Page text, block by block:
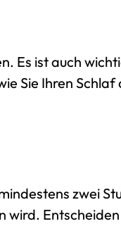
Es ist auch
Sie Ihren
zwei
Entscheiden